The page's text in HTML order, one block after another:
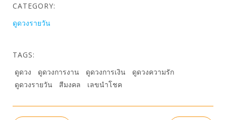
CATEGORY:
ดูดวงรายวัน
TAGS:
ดูดวง
ดูดวงการงาน ดูดวงการเงิน
ดูดวงความรัก
ดูดวงรายวัน
สีมงคล เลขนำโชค